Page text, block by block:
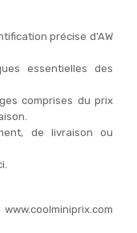
précise d'AW
essentielles des
comprises du prix
de livraison ou